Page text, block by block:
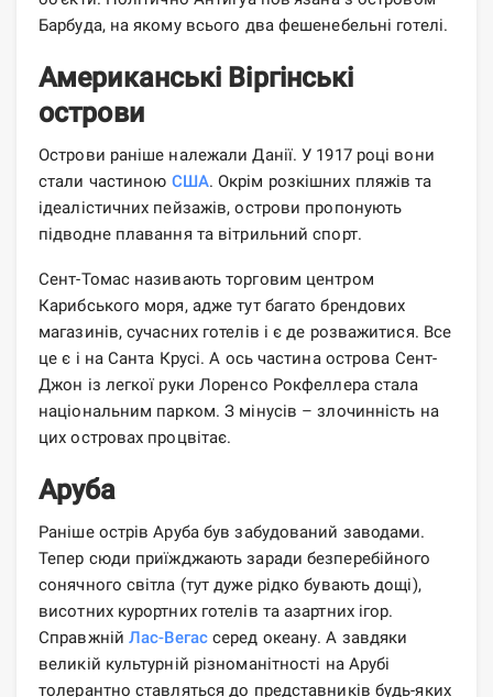
Барбуда, на якому всього два фешенебельні готелі.
Американські Віргінські
острови
Острови раніше належали Данії. У 1917 році вони
стали частиною США. Окрім розкішних пляжів та
ідеалістичних пейзажів, острови пропонують
підводне плавання та вітрильний спорт.
Сент-Томас називають торговим центром
Карибського моря, адже тут багато брендових
магазинів, сучасних готелів і є де розважитися. Все
це є і на Санта Крусі. А ось частина острова Сент-
Джон із легкої руки Лоренсо Рокфеллера стала
національним парком. З мінусів – злочинність на
цих островах процвітає.
Аруба
Раніше острів Аруба був забудований заводами.
Тепер сюди приїжджають заради безперебійного
сонячного світла (тут дуже рідко бувають дощі),
висотних курортних готелів та азартних ігор.
Справжній Лас-Вегассеред океану. А завдяки
великій культурній різноманітності на Арубі
толерантно ставляться до представників будь-яких